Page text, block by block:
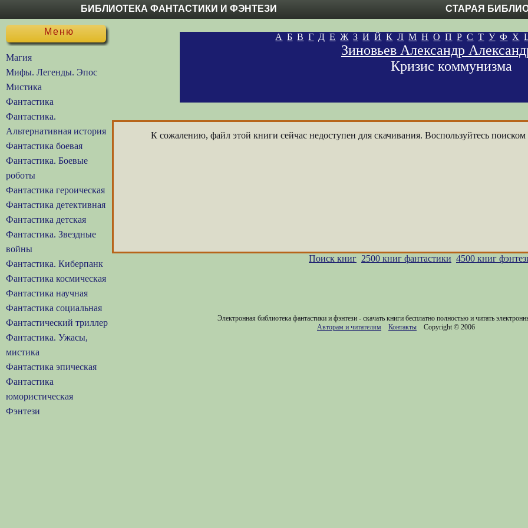
БИБЛИОТЕКА ФАНТАСТИКИ И ФЭНТЕЗИ СТАРАЯ
Меню
Магия
Мифы. Легенды. Эпос
Мистика
Фантастика
Фантастика.
Альтернативная история
Фантастика боевая
Фантастика. Боевые
роботы
Фантастика героическая
Фантастика детективная
Фантастика детская
Фантастика. Звездные
войны
Фантастика. Киберпанк
Фантастика космическая
Фантастика научная
Фантастика социальная
Фантастический триллер
Фантастика. Ужасы,
мистика
Фантастика эпическая
Фантастика
юмористическая
Фэнтези
А Б В Г Д Е Ж З И Й К Л М Н О П Р С Т У Ф Х
Зиновьев Александр
Кризис коммунизма
К сожалению, файл этой книги сейчас недоступен для скачивания. Воспользуйтесь
Поиск книг 2500 книг фантастики 4500 книг
Электронная библиотека фантастики и фэнтези - скачать книги бесплатно полностью и читать
Авторам и читателям
Контакты Copyright © 2006